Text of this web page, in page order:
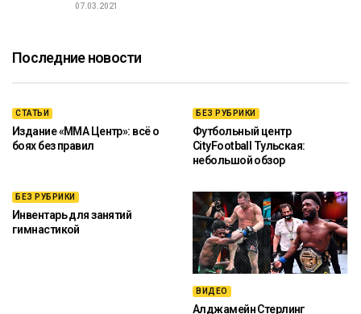
07.03.2021
Последние новости
СТАТЬИ
Издание «ММА Центр»: всё о
боях без правил
БЕЗ РУБРИКИ
Футбольный центр
CityFootball Тульская:
небольшой обзор
БЕЗ РУБРИКИ
Инвентарь для занятий
гимнастикой
ВИДЕО
Алджамейн Стерлинг